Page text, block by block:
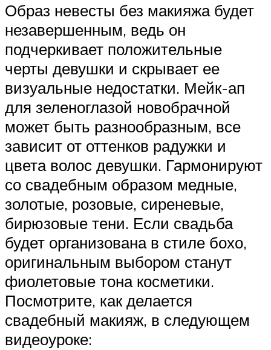
Образ невесты без макияжа будет
незавершенным, ведь он
подчеркивает положительные
черты девушки и скрывает ее
визуальные недостатки. Мейк-ап
для зеленоглазой новобрачной
может быть разнообразным, все
зависит от оттенков радужки и
цвета волос девушки. Гармонируют
со свадебным образом медные,
золотые, розовые, сиреневые,
бирюзовые тени. Если свадьба
будет организована в стиле бохо,
оригинальным выбором станут
фиолетовые тона косметики.
Посмотрите, как делается
свадебный макияж, в следующем
видеоуроке: